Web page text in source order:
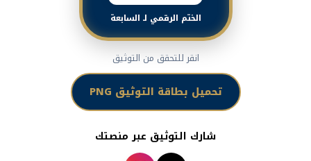
الختم الرقمي لـ السابعة
انقر للتحقق من التوثيق
تحميل بطاقة التوثيق PNG
شارك التوثيق عبر منصتك